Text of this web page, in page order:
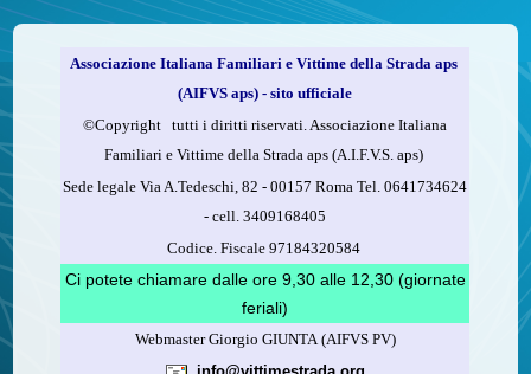
Associazione Italiana Familiari e Vittime della Strada aps
(AIFVS aps) - sito ufficiale
©​Copyright tutti i diritti riservati. Associazione Italiana
Familiari e Vittime della Strada aps (A.I.F.V.S. aps)
Sede legale Via A.Tedeschi, 82 - 00157 Roma Tel. 0641734624
-cell.3409168405
Codice. Fiscale 97184320584
Ci potete chiamare dalle ore 9,30 alle 12,30 (giornate
feriali)
Webmaster Giorgio GIUNTA (AIFVS PV)